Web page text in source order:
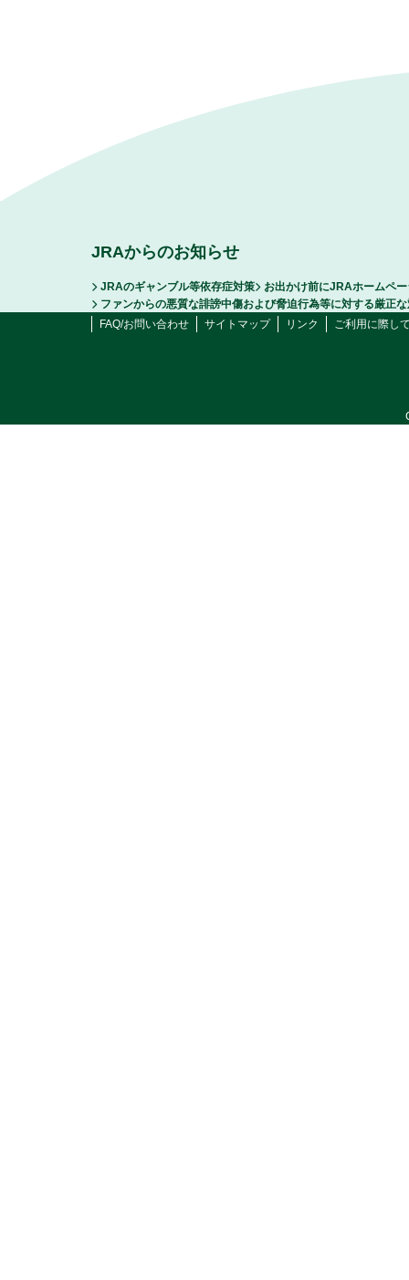
JRAからのお知らせ
JRAのギャンブル等依存症対策
お出かけ前にJRAホームペ
ファンからの悪質な誹謗中傷および脅迫行為等に対する厳正
FAQ/お問い合わせ
サイトマップ リンク ご利用に際し